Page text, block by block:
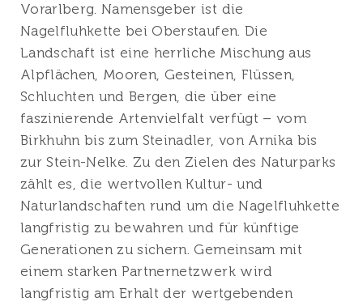
Vorarlberg. Namensgeber ist die
Nagelfluhkette bei Oberstaufen. Die
Landschaft ist eine herrliche Mischung aus
Alpflächen, Mooren, Gesteinen, Flüssen,
Schluchten und Bergen, die über eine
faszinierende Artenvielfalt verfügt – vom
Birkhuhn bis zum Steinadler, von Arnika bis
zur Stein-Nelke. Zu den Zielen des Naturparks
zählt es, die wertvollen Kultur- und
Naturlandschaften rund um die Nagelfluhkette
langfristig zu bewahren und für künftige
Generationen zu sichern. Gemeinsam mit
einem starken Partnernetzwerk wird
langfristig am Erhalt der wertgebenden